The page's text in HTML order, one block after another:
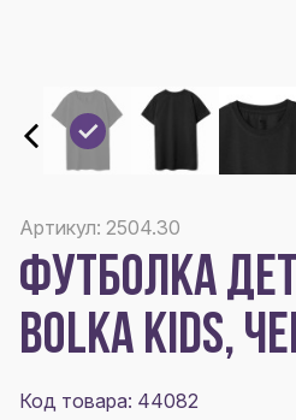
Артикул: 2504.30
ФУТБОЛКА
BOLKA KIDS,
Код товара: 44082